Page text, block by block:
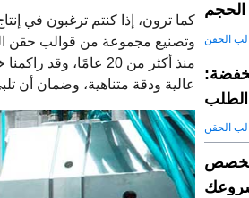
كما ترون، إذا كنتم ترغبون في
منذ أكثر من 20
عالية ودقة متناهية، وضمان أن
الحجم
الحقن
الطلب
الحقن
مخصص